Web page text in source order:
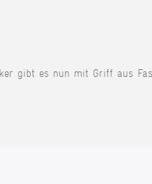
gibt es nun mit Griff aus